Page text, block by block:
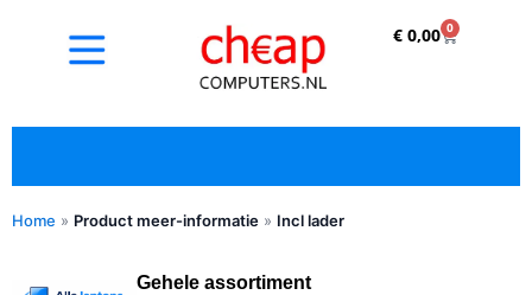
€0,00 0
✓ Refurbished kopen met duidelijke 5-sterren
Home » Product meer-informatie » Incl lader
Gehele assortiment